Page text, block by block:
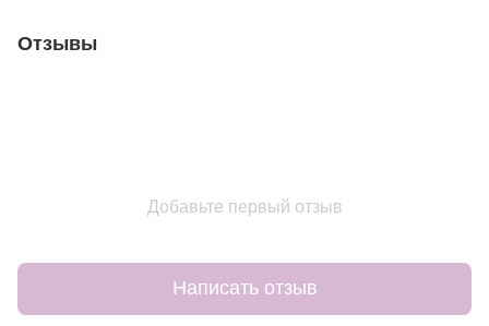
Отзывы
Добавьте первый отзыв
Написать отзыв